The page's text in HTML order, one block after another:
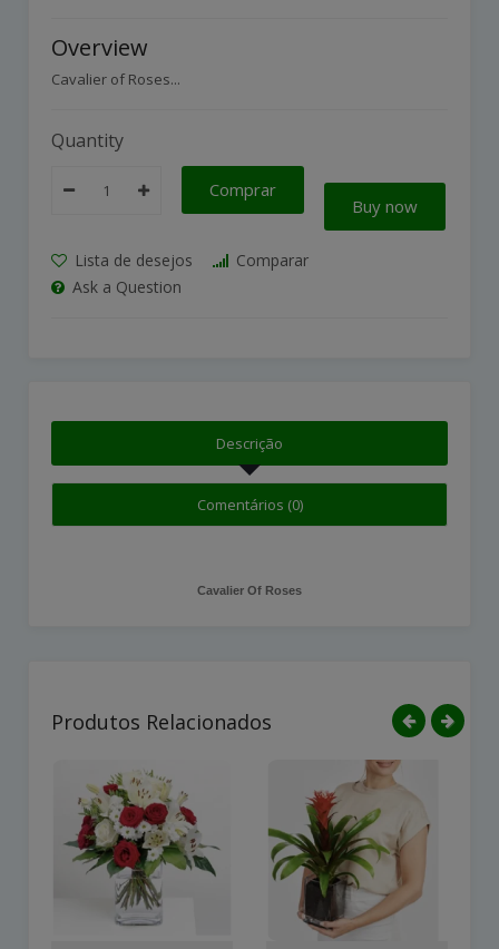
Overview
Cavalier of Roses...
Quantity
Comprar
Buy now
Lista de desejos
Comparar
Ask a Question
Descrição
Comentários (0)
Cavalier Of Roses
Produtos Relacionados